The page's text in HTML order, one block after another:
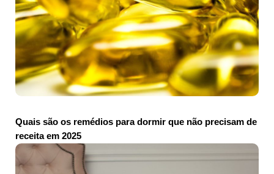
Quais são os remédios para dormir que não precisam de
receita em 2025